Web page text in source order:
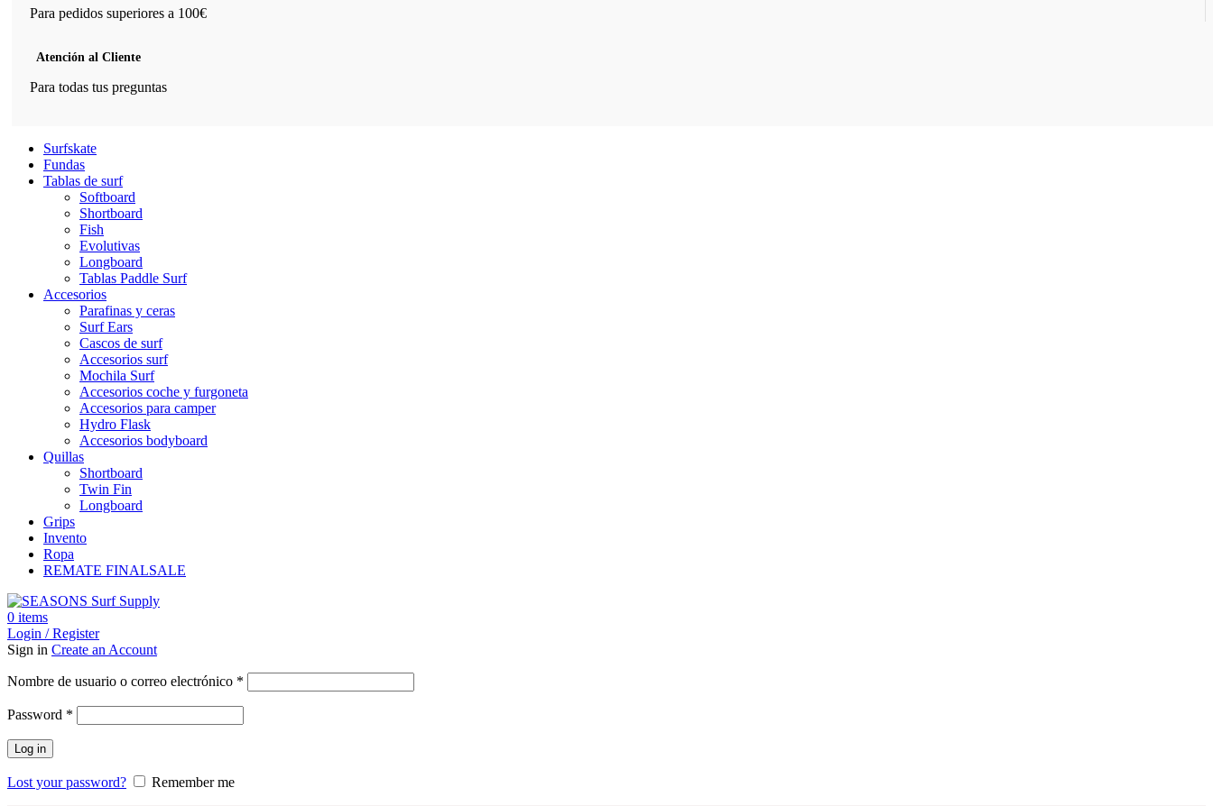
Para pedidos superiores a 100€
Atención al Cliente
Para todas tus preguntas
Surfskate
Fundas
Tablas de surf
Softboard
Shortboard
Fish
Evolutivas
Longboard
Tablas Paddle Surf
Accesorios
Parafinas y ceras
Surf Ears
Cascos de surf
Accesorios surf
Mochila Surf
Accesorios coche y furgoneta
Accesorios para camper
Hydro Flask
Accesorios bodyboard
Quillas
Shortboard
Twin Fin
Longboard
Grips
Invento
Ropa
REMATE FINALSALE
0 items
Login / Register
Sign in Create an Account
Nombre de usuario o correo electrónico *
Password *
Log in
Lost your password? Remember me